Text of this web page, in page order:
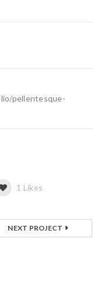
pellentesque-
1 Likes
NEXT PROJECT